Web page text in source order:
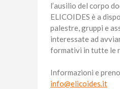
l’ausilio del corpo
ELICOIDES è a
palestre, gruppi e
interessate ad
formativi in tutte le
Informazioni e
info@elicoides.it